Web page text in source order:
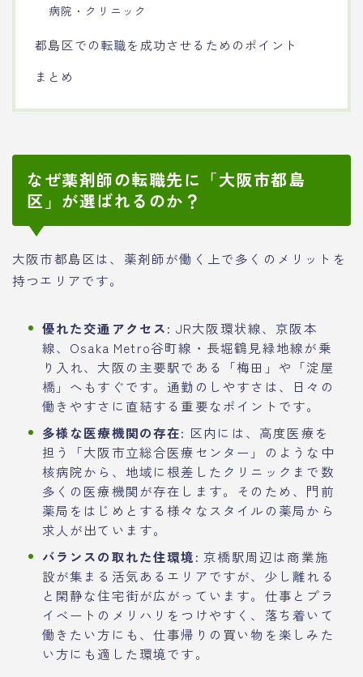
病院・クリニック
都島区での転職を成功させるためのポイント
まとめ
なぜ薬剤師の転職先に「大阪市都島
区」が選ばれるのか？
大阪市都島区は、薬剤師が働く上で多くのメリットを
持つエリアです。
優れた交通アクセス: JR大阪環状線、京阪本
線、Osaka Metro谷町線・長堀鶴見緑地線が乗
り入れ、大阪の主要駅である「梅田」や「淀屋
橋」へもすぐです。通勤のしやすさは、日々の
働きやすさに直結する重要なポイントです。
多様な医療機関の存在: 区内には、高度医療を
担う「大阪市立総合医療センター」のような中
核病院から、地域に根差したクリニックまで数
多くの医療機関が存在します。そのため、門前
薬局をはじめとする様々なスタイルの薬局から
求人が出ています。
バランスの取れた住環境: 京橋駅周辺は商業施
設が集まる活気あるエリアですが、少し離れる
と閑静な住宅街が広がっています。仕事とプラ
イベートのメリハリをつけやすく、落ち着いて
働きたい方にも、仕事帰りの買い物を楽しみた
い方にも適した環境です。